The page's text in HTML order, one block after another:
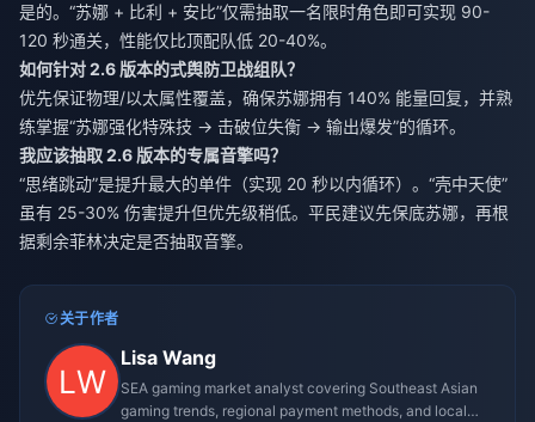
是的。“苏娜 + 比利 + 安比”仅需抽取一名限时角色即可实现 90-
120 秒通关，性能仅比顶配队低 20-40%。
如何针对 2.6 版本的式舆防卫战组队？
优先保证物理/以太属性覆盖，确保苏娜拥有 140% 能量回复，并熟
练掌握“苏娜强化特殊技 → 击破位失衡 → 输出爆发”的循环。
我应该抽取 2.6 版本的专属音擎吗？
“思绪跳动”是提升最大的单件（实现 20 秒以内循环）。“壳中天使”
虽有 25-30% 伤害提升但优先级稍低。平民建议先保底苏娜，再根
据剩余菲林决定是否抽取音擎。
关于作者
Lisa Wang
SEA gaming market analyst covering Southeast Asian
gaming trends, regional payment methods, and local